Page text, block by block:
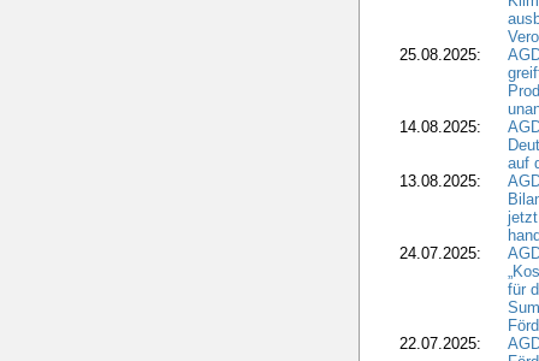
25.08.2025:
14.08.2025:
auf
13.08.2025:
24.07.2025:
für
22.07.2025: